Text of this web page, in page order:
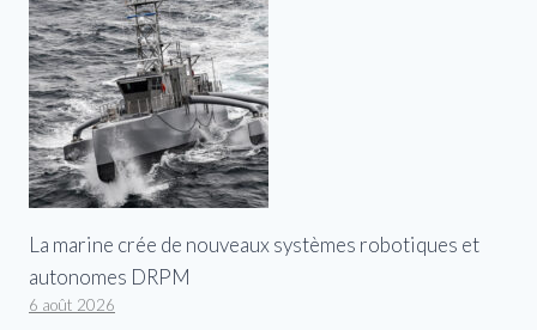
La marine crée de nouveaux systèmes robotiques et
autonomes DRPM
6 août 2026